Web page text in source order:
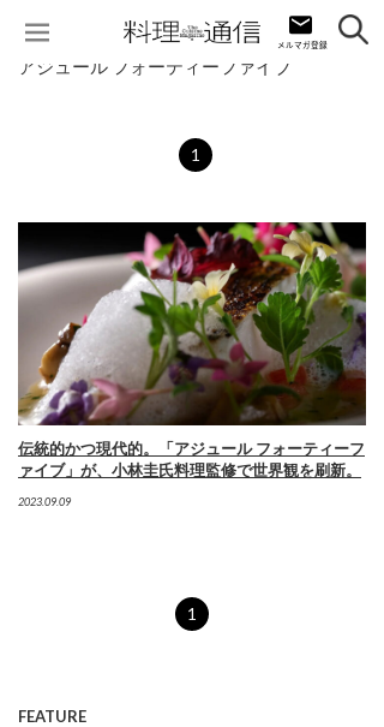
アジュール フォーティーファイブ
1
伝統的かつ現代的。「アジュール フォーティーフ
ァイブ」が、小林圭氏料理監修で世界観を刷新。
2023.09.09
1
FEATURE